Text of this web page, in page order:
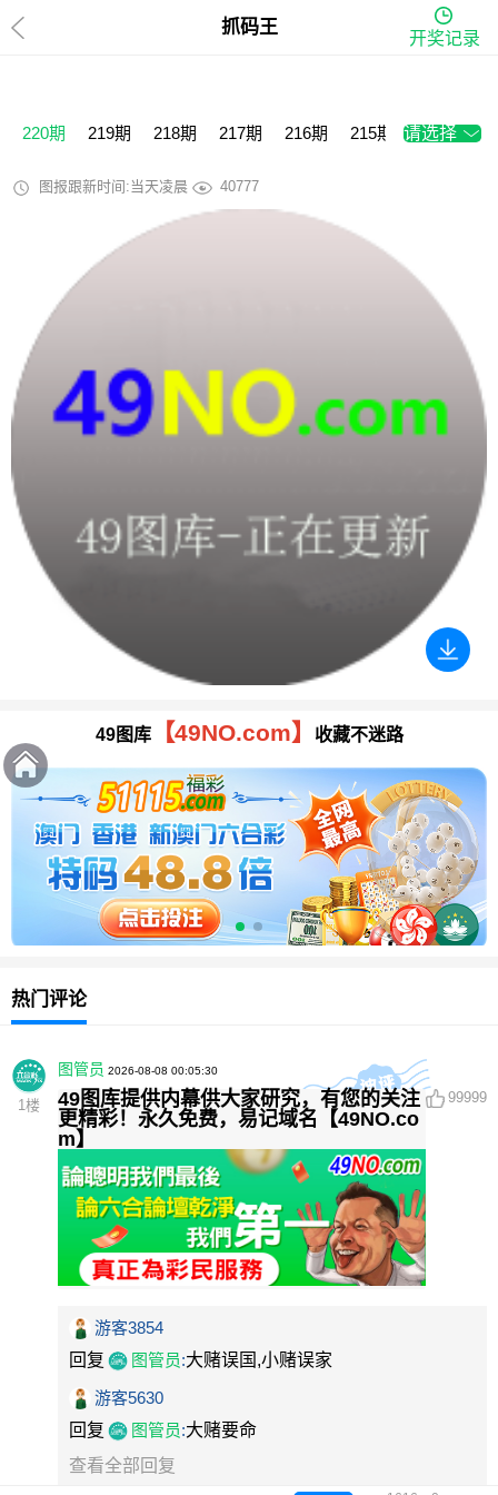
抓码王
开奖记录
220期 219期 218期 217期 216期 215期 214期
请选择
图报跟新时间:当天凌晨 40777
49图库【49NO.com】 收藏不迷路
热门评论
1 楼
图管员 2026-08-08 00:05:30
49图库提供内幕供大家研究，有您的关注
更精彩！永久免费，易记域名【49NO.co
m】
99999
游客3854
回复
图管员:大赌误国,小赌误家
游客5630
回复
图管员:大赌要命
查看全部回复